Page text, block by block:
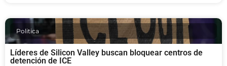
Politica
Líderes de Silicon Valley buscan bloquear centros de
detención de ICE